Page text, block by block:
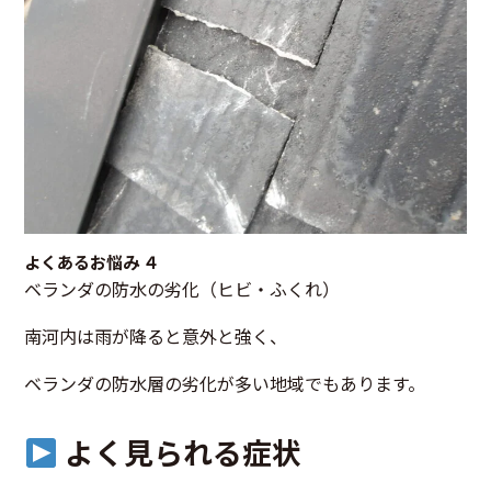
よくあるお悩み ４
ベランダの防水の劣化（ヒビ・ふくれ）
南河内は雨が降ると意外と強く、
ベランダの防水層の劣化が多い地域でもあります。
よく見られる症状